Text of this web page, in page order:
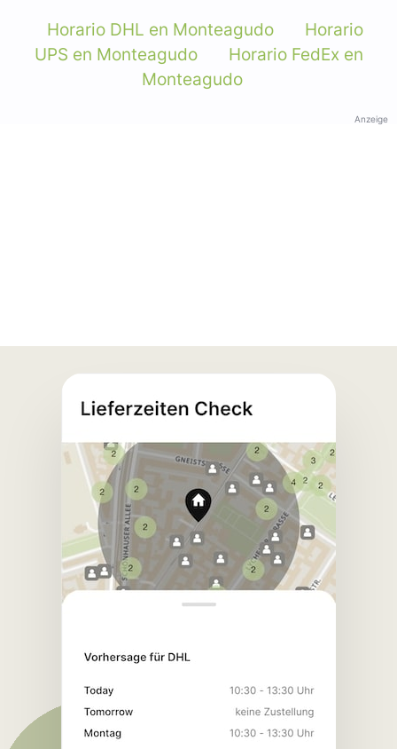
Horario DHL en Monteagudo
Horario
UPS en Monteagudo
Horario FedEx en
Monteagudo
Anzeige